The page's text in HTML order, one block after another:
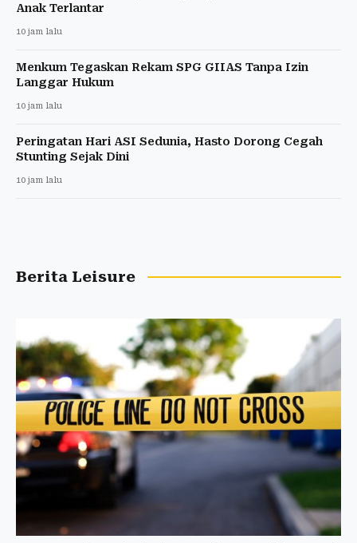
Anak Terlantar
10 jam lalu
Menkum Tegaskan Rekam SPG GIIAS Tanpa Izin
Langgar Hukum
10 jam lalu
Peringatan Hari ASI Sedunia, Hasto Dorong Cegah
Stunting Sejak Dini
10 jam lalu
Berita Leisure